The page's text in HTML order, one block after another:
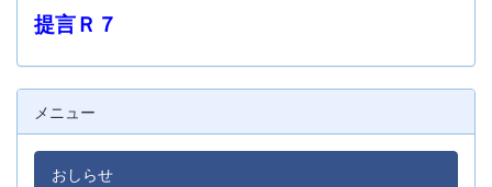
提言Ｒ７
メニュー
おしらせ